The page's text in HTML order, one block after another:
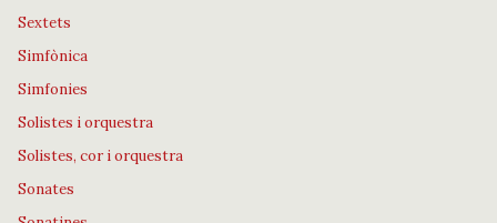
Sextets
Simfònica
Simfonies
Solistes i orquestra
Solistes, cor i orquestra
Sonates